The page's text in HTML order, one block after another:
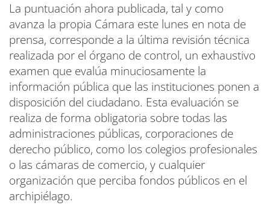
La puntuación ahora publicada, tal y como
avanza la propia Cámara este lunes en nota de
prensa, corresponde a la última revisión técnica
realizada por el órgano de control, un exhaustivo
examen que evalúa minuciosamente la
información pública que las instituciones ponen a
disposición del ciudadano. Esta evaluación se
realiza de forma obligatoria sobre todas las
administraciones públicas, corporaciones de
derecho público, como los colegios profesionales
o las cámaras de comercio, y cualquier
organización que perciba fondos públicos en el
archipiélago.